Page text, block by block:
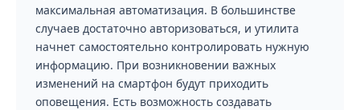
максимальная автоматизация. В большинстве
случаев достаточно авторизоваться, и утилита
начнет самостоятельно контролировать нужную
информацию. При возникновении важных
изменений на смартфон будут приходить
оповещения. Есть возможность создавать